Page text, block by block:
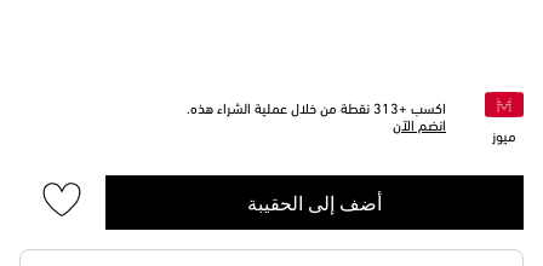
ميوز
اكسب +313 نقطة من خلال عملية الشراء هذه.
انضم الآن
أضف إلى الحقيبة